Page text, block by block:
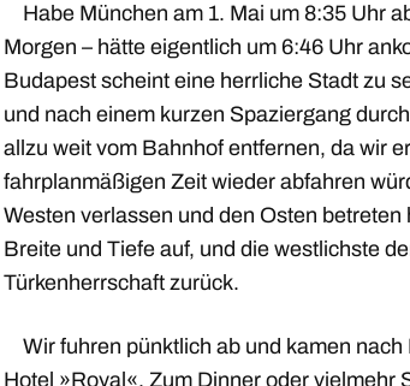
Habe München am 1. Mai um 8:35 Uhr
Morgen – hätte eigentlich um 6:46 Uhr
Budapest scheint eine herrliche Stadt zu
und nach einem kurzen Spaziergang
allzu weit vom Bahnhof entfernen, da wir
fahrplanmäßigen Zeit wieder abfahren
Westen verlassen und den Osten
Breite und Tiefe auf, und die westlichste
Türkenherrschaft zurück.
Wir fuhren pünktlich ab und kamen
Hotel »Royal«. Zum Dinner oder vielmehr